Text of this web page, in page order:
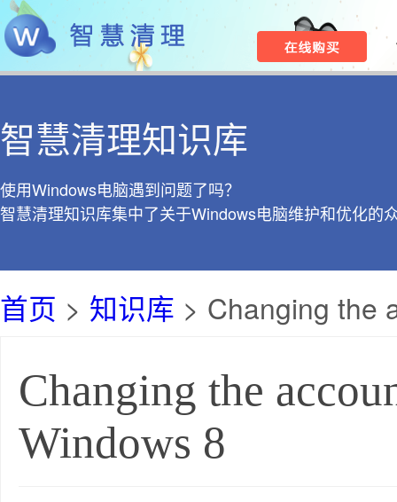
智慧清理知识库
使用Windows电脑遇到问题了吗？
智慧清理知识库集中了关于Windows电脑维护和优化的
首页 > 知识库 > Changing the
Changing the
Windows 8